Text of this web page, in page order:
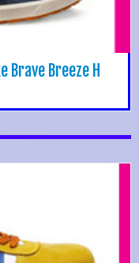
Breeze H